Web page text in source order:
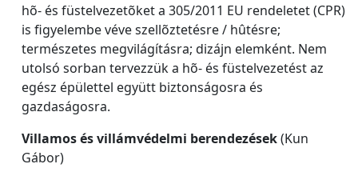
hõ- és füstelvezetõket a 305/2011 EU rendeletet (CPR)
is figyelembe véve szellõztetésre / hûtésre;
természetes megvilágításra; dizájn elemként. Nem
utolsó sorban tervezzük a hõ- és füstelvezetést az
egész épülettel együtt biztonságosra és
gazdaságosra.
Villamos és villámvédelmi berendezések(Kun
Gábor)